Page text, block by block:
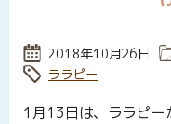
投稿日:
2018年10月26日
タグ:
ララピー
1月13日は、ララピ